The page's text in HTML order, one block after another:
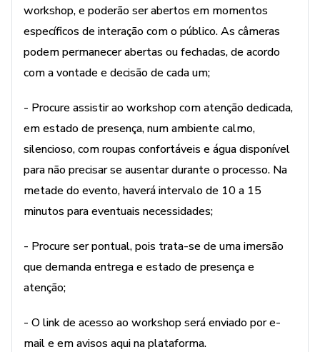
intelectualmente, podem casar, ter filhos e prosperar
financeiramente. Isso tudo nem sempre é sinônimo de
tornar-se adulto no âmago psíquico e emocional.
“Tornar-se adulto” no campo relacional demanda conhecer
a criança ferida interior. Muitas vezes, ela age de forma
perigosa. Mimada, ela pode - num momento de
inconsciência - tomar controle e levar as relações por
caminhos de muito desgaste.
Vinculada aos lugares de dor do passado, ela resiste a sair
da condição de frágil e ser cuidada como exige. É um buraco
quem?
Aí, o “ponto de virada”: A cura - atitude renovada - vem de
quando o ser, a cada dia mais inteiro, diz: “Nisso aqui, EU
cuido da minha criança ferida. Pelo bem e saúde da minha
workshop, e poderão ser abertos em momentos
específicos de interação com o público. As câmeras
podem permanecer abertas ou fechadas, de acordo
com a vontade e decisão de cada um;
- Procure assistir ao workshop com atenção dedicada,
em estado de presença, num ambiente calmo,
silencioso, com roupas confortáveis e água disponível
para não precisar se ausentar durante o processo. Na
metade do evento, haverá intervalo de 10 a 15
minutos para eventuais necessidades;
- Procure ser pontual, pois trata-se de uma imersão
que demanda entrega e estado de presença e
atenção;
- O link de acesso ao workshop será enviado por e-
mail e em avisos aqui na plataforma.